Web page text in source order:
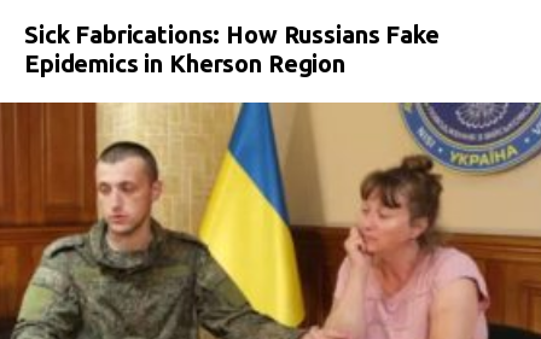
Sick Fabrications: How Russians Fake
Epidemics in Kherson Region